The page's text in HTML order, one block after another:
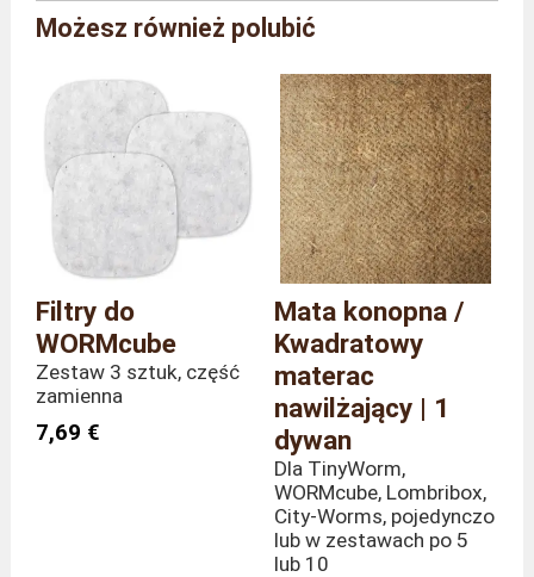
Marka
Plastia
Kolor
Perłowy Szary
(całkowite)
Długość 35 x Głębokość 35 x
Wysokość 7 cm
Waga
400 gramy
Możesz również polubić
Filtry do
WORMcube
Zestaw 3 sztuk, część
zamienna
7,69 €
Mata konopna /
Kwadratowy
materac
nawilżający | 1
dywan
Dla TinyWorm,
WORMcube, Lombribox,
City-Worms, pojedynczo
lub w zestawach po 5
lub 10